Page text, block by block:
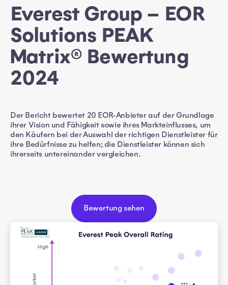
Everest Group – EOR
Solutions PEAK
Matrix® Bewertung
2024
Der Bericht bewertet 20 EOR-Anbieter auf der Grundlage
ihrer Vision und Fähigkeit sowie ihres Markteinflusses, um
den Käufern bei der Auswahl der richtigen Dienstleister für
ihre Bedürfnisse zu helfen; die Dienstleister können sich
ihrerseits untereinander vergleichen.
Bewertung sehen